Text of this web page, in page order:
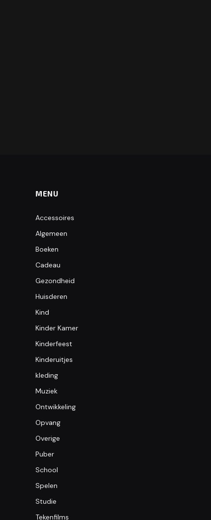
MENU
Accessoires
Algemeen
Boeken
Cadeau
Gezondheid
Huisderen
Kind
Kinder Kamer
Kinderfeest
Kinderuitjes
kleding
Muziek
Ontwikkeling
Opvang
Overige
Puber
School
Spelen
Studie
Tekenfilms